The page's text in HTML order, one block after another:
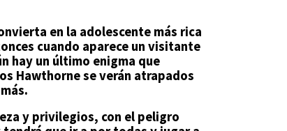
en la adolescente más rica
cuando aparece un visitante
hay un último enigma que
Hawthorne se verán atrapados
y privilegios, con el peligro